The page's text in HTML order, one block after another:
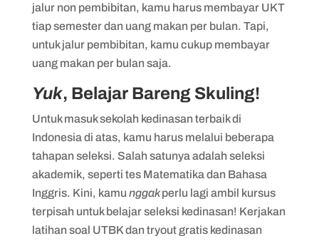
jalur non pembibitan, kamu harus membayar UKT
tiap semester dan uang makan per bulan. Tapi,
untuk jalur pembibitan, kamu cukup membayar
uang makan per bulan saja.
Yuk, Belajar Bareng Skuling!
Untuk masuk sekolah kedinasan terbaik di
Indonesia di atas, kamu harus melalui beberapa
tahapan seleksi. Salah satunya adalah seleksi
akademik, seperti tes Matematika dan Bahasa
Inggris. Kini, kamu nggakperlu lagi ambil kursus
terpisah untuk belajar seleksi kedinasan! Kerjakan
latihan soal UTBK dan tryout gratis kedinasan